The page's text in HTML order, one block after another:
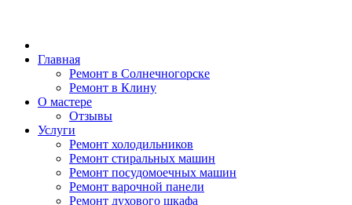
Главная
Ремонт в Солнечногорске
Ремонт в Клину
О мастере
Отзывы
Услуги
Ремонт холодильников
Ремонт стиральных машин
Ремонт посудомоечных машин
Ремонт варочной панели
Ремонт духового шкафа